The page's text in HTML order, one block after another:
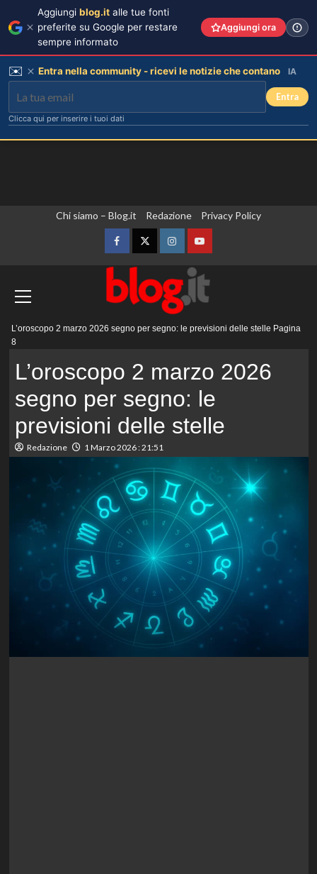
Chi siamo – Blog.it Redazione Privacy Policy
FacebookTwitterInstagramYouTube
L’oroscopo 2 marzo 2026 segno per segno: le previsioni delle stelle Pagina
8
L’oroscopo 2 marzo 2026
segno per segno: le
previsioni delle stelle
Redazione 1 Marzo 2026 : 21:51
Aggiungi blog.it alle tue fonti
preferite su Google per restare
sempre informato
Aggiungi ora
✉️ Entra nella community - ricevi le notizie che contano IA
Entra
Clicca qui per inserire i tuoi dati